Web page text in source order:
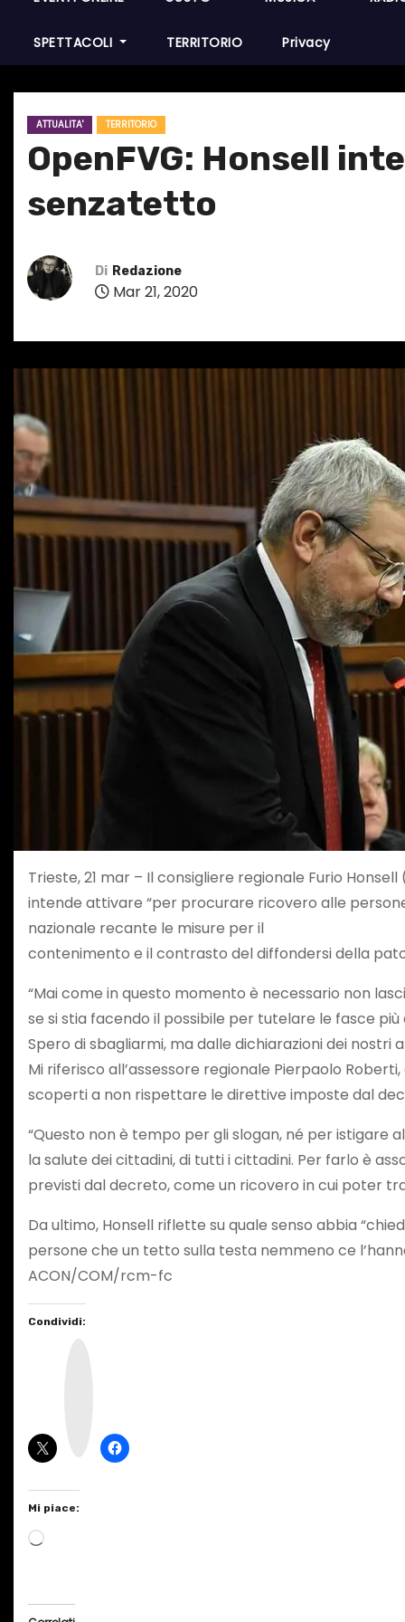
SPETTACOLI TERRITORIO Privacy
ATTUALITA' TERRITORIO
OpenFVG: Honsell
senzatetto
Di Redazione
Mar 21, 2020
Trieste, 21 mar – Il consigliere regionale Furio
intende attivare “per procurare ricovero alle
nazionale recante le misure per il
contenimento e il contrasto del diffondersi della
“Mai come in questo momento è necessario non
se si stia facendo il possibile per tutelare le fasce
Spero di sbagliarmi, ma dalle dichiarazioni dei
Mi riferisco all’assessore regionale Pierpaolo
scoperti a non rispettare le direttive imposte dal
“Questo non è tempo per gli slogan, né per istigare
la salute dei cittadini, di tutti i cittadini. Per farlo è
previsti dal decreto, come un ricovero in cui poter
Da ultimo, Honsell riflette su quale senso abbia
persone che un tetto sulla testa nemmeno ce
ACON/COM/rcm-fc
Condividi:
Mi piace:
C